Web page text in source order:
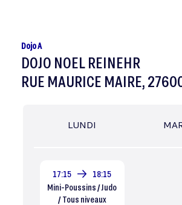
Dojo A
DOJO NOEL REINEHR
RUE MAURICE MAIRE,
LUNDI
17:15
18:15
Mini-Poussins / Judo
/ Tous niveaux